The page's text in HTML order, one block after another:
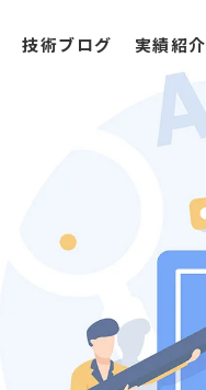
技術ブログ 実績紹介